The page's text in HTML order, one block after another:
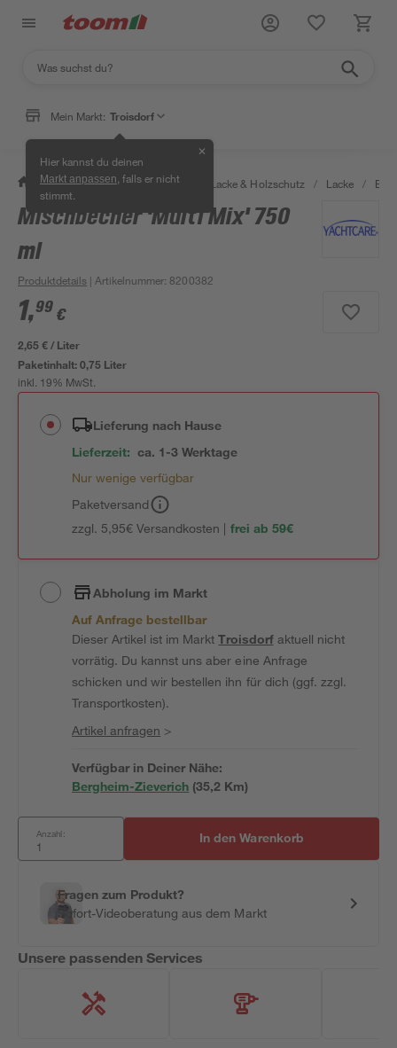
Mein Markt: Troisdorf
Hier kannst du deinen
Markt anpassen , falls er nicht
stimmt.
✕
/ Bauen & Renovieren / Farben, Lacke & Holzschutz / Lacke /
Mischbecher 'Multi Mix' 750
ml
Produktdetails | Artikelnummer: 8200382
1,99 €
2,65 € / Liter
Paketinhalt:0,75 Liter
inkl. 19% MwSt.
Lieferung nach Hause
Lieferzeit: ca. 1-3 Werktage
Nur wenige verfügbar
Paketversand
zzgl. 5,95€ Versandkosten | frei ab 59€
Abholung im Markt
Auf Anfrage bestellbar
Dieser Artikel ist im MarktTroisdorfaktuell nicht
vorrätig. Du kannst uns aber eine Anfrage
schicken und wir bestellen ihn für dich (ggf. zzgl.
Transportkosten).
Artikel anfragen >
Verfügbar in Deiner Nähe:
Bergheim-Zieverich (35,2 Km)
Anzahl: In den Warenkorb
Fragen zum Produkt?
Sofort-Videoberatung aus dem Markt
Unsere passenden Services